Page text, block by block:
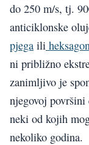
do 250 m/s, tj.
anticiklonske
pjega ili
ni približno
zanimljivo je
njegovoj
neki od kojih
nekoliko godina.